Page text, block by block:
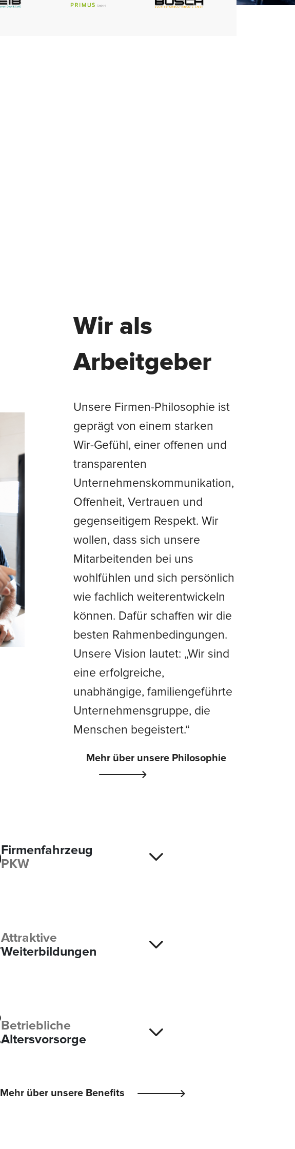
Wir als
Arbeitgeber
Unsere Firmen-Philosophie ist
geprägt von einem starken
Wir-Gefühl, einer offenen und
transparenten
Unternehmenskommunikation,
Offenheit, Vertrauen und
gegenseitigem Respekt. Wir
wollen, dass sich unsere
Mitarbeitenden bei uns
wohlfühlen und sich persönlich
wie fachlich weiterentwickeln
können. Dafür schaffen wir die
besten Rahmenbedingungen.
Unsere Vision lautet: „Wir sind
eine erfolgreiche,
unabhängige, familiengeführte
Unternehmensgruppe, die
Menschen begeistert.“
Mehr über unsere Philosophie
Firmenfahrzeug
PKW
Attraktive
Weiterbildungen
Betriebliche
Altersvorsorge
Mehr über unsere Benefits